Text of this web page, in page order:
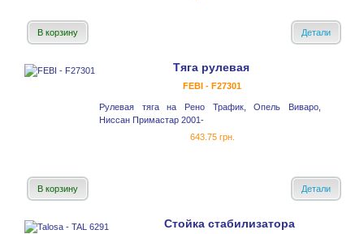
В корзину Детали
Тяга рулевая
FEBI - F27301
Рулевая тяга на Рено Трафик, Опель Виваро,
Ниссан Примастар 2001-
643.75 грн.
В корзину Детали
Стойка стабилизатора